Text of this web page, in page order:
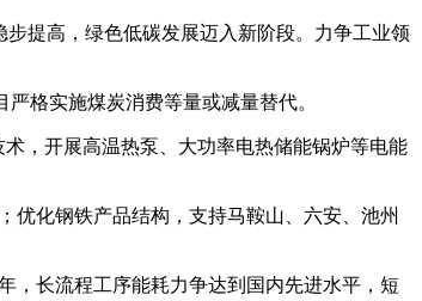
提高，绿色低碳发展迈入新阶段。力争工业领
格实施煤炭消费等量或减量替代。
，开展高温热泵、大功率电热储能锅炉等电能
优化钢铁产品结构，支持马鞍山、六安、池州
，长流程工序能耗力争达到国内先进水平，短